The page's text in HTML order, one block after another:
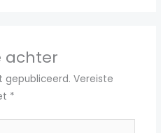
achter
gepubliceerd. Vereiste
*